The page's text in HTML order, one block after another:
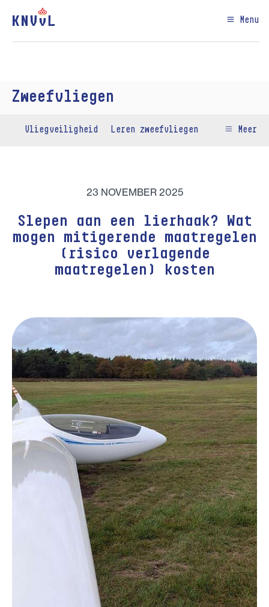
Menu
Zweefvliegen
Vliegveiligheid Leren zweefvliegen Meer
23 NOVEMBER 2025
Slepen aan een lierhaak? Wat
mogen mitigerende maatregelen
(risico verlagende
maatregelen) kosten